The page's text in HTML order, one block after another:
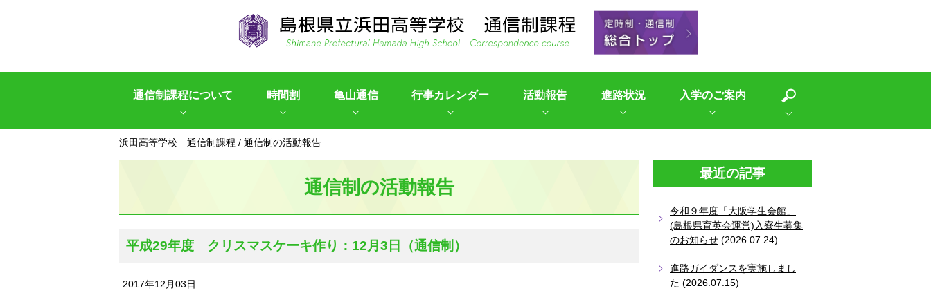
通信制課程について 時間割 亀山通信 行事カレンダー 活動報告 進路状況 入学のご案内
現
浜田高等学校 通信制課程 / 通信制の活動報告
通信制の活動報告
平成29年度 クリスマスケーキ作り：12月3日（通信制）
2017年12月03日
最近の記事
令和９年度「大阪学生会館」
(島根県育英会運営)入寮生募集
のお知らせ (2026.07.24)
進路ガイダンスを実施しまし
た (2026.07.15)